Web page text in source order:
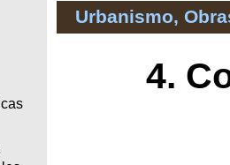
Urbanismo,
4.